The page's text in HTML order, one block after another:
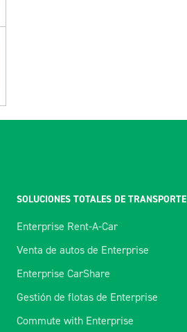
SOLUCIONES TOTALES DE TRANSPORTE
Enterprise Rent-A-Car
Venta de autos de Enterprise
Enterprise CarShare
Gestión de flotas de Enterprise
Commute with Enterprise